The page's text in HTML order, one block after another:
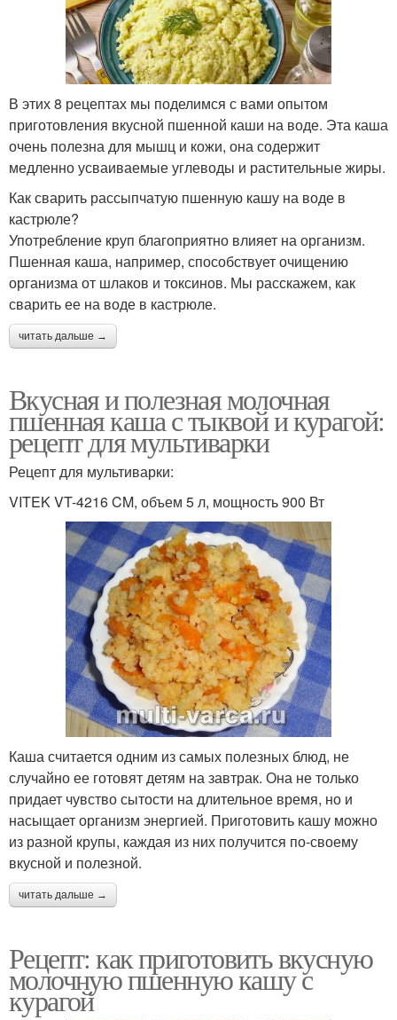
Каши по классическому
рецепту
Каша на молоке-рецепт
Каша в мультиварке Каша с молоком
Каша с творогом Каша с изюмом
Каша на курином
Каша на литр Каша с сыром
Каша с яйцом Постная каша
Каша с мясом Каша с овощами
Десерт из пшенной
каши
В этих 8 рецептах мы поделимся с вами опытом
приготовления вкусной пшенной каши на воде. Эта каша
очень полезна для мышц и кожи, она содержит
медленно усваиваемые углеводы и растительные жиры.
Как сварить рассыпчатую пшенную кашу на воде в
кастрюле?
Употребление круп благоприятно влияет на организм.
Пшенная каша, например, способствует очищению
организма от шлаков и токсинов. Мы расскажем, как
сварить ее на воде в кастрюле.
читать дальше →
Вкусная и полезная молочная
пшенная каша с тыквой и курагой:
рецепт для мультиварки
Рецепт для мультиварки:
VITEK VT-4216 CM, объем 5 л, мощность 900 Вт
Каша считается одним из самых полезных блюд, не
случайно ее готовят детям на завтрак. Она не только
придает чувство сытости на длительное время, но и
насыщает организм энергией. Приготовить кашу можно
из разной крупы, каждая из них получится по-своему
вкусной и полезной.
читать дальше →
Рецепт: как приготовить вкусную
молочную пшенную кашу с
курагой